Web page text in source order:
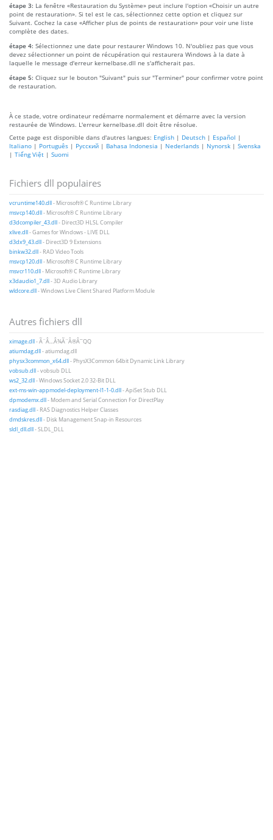
étape 3: La fenêtre «Restauration du Système» peut inclure l'option «Choisir un autre
point de restauration». Si tel est le cas, sélectionnez cette option et cliquez sur
Suivant. Cochez la case «Afficher plus de points de restauration» pour voir une liste
complète des dates.
étape 4: Sélectionnez une date pour restaurer Windows 10. N'oubliez pas que vous
devez sélectionner un point de récupération qui restaurera Windows à la date à
laquelle le message d'erreur kernelbase.dll ne s'afficherait pas.
étape 5: Cliquez sur le bouton "Suivant" puis sur "Terminer" pour confirmer votre point
de restauration.
À ce stade, votre ordinateur redémarre normalement et démarre avec la version
restaurée de Windows. L'erreur kernelbase.dll doit être résolue.
Cette page est disponible dans d'autres langues: English | Deutsch | Español |
Italiano | Português | Русский | Bahasa Indonesia | Nederlands | Nynorsk | Svenska
| Tiếng Việt | Suomi
Fichiers dll populaires
vcruntime140.dll- Microsoft® C Runtime Library
msvcp140.dll- Microsoft® C Runtime Library
d3dcompiler_43.dll- Direct3D HLSL Compiler
xlive.dll- Games for Windows - LIVE DLL
d3dx9_43.dll- Direct3D 9 Extensions
binkw32.dll- RAD Video Tools
msvcp120.dll- Microsoft® C Runtime Library
msvcr110.dll- Microsoft® C Runtime Library
x3daudio1_7.dll- 3D Audio Library
wldcore.dll- Windows Live Client Shared Platform Module
Autres fichiers dll
ximage.dll- Ã¨Â…Â¾Ã¨Â®Â¯QQ
atiumdag.dll- atiumdag.dll
physx3common_x64.dll- PhysX3Common 64bit Dynamic Link Library
vobsub.dll- vobsub DLL
ws2_32.dll- Windows Socket 2.0 32-Bit DLL
ext-ms-win-appmodel-deployment-l1-1-0.dll- ApiSet Stub DLL
dpmodemx.dll- Modem and Serial Connection For DirectPlay
rasdiag.dll- RAS Diagnostics Helper Classes
dmdskres.dll- Disk Management Snap-in Resources
sldl_dll.dll- SLDL_DLL